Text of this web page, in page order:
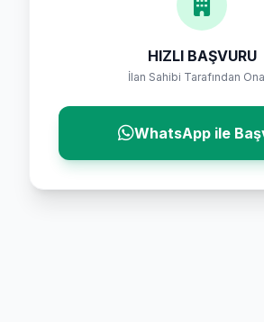
HIZLI BAŞVURU
İlan Sahibi Tarafından
WhatsApp ile